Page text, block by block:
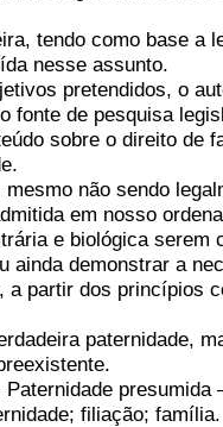
tendo como base a
nesse assunto.
pretendidos, o
fonte de pesquisa
sobre o direito de
não sendo
em nosso
e biológica serem
ainda demonstrar a
a partir dos princípios
paternidade,
Paternidade
filiação; família.